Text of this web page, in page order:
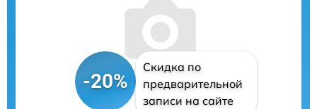
-20%
Скидка по
предварительной
записи на сайте